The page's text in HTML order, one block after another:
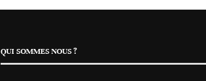
QUI SOMMES NOUS ?